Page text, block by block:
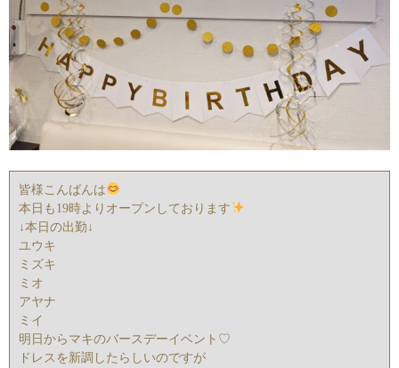
皆様こんばんは
本日も19時よりオープンしております
↓本日の出勤↓
ユウキ
ミズキ
ミオ
アヤナ
ミイ
明日からマキのバースデーイベント♡
ドレスを新調したらしいのですが